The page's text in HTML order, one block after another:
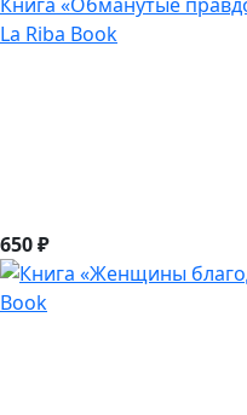
La Riba Book
650 ₽